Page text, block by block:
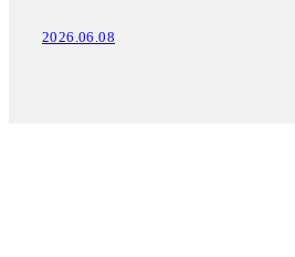
2026.06.08